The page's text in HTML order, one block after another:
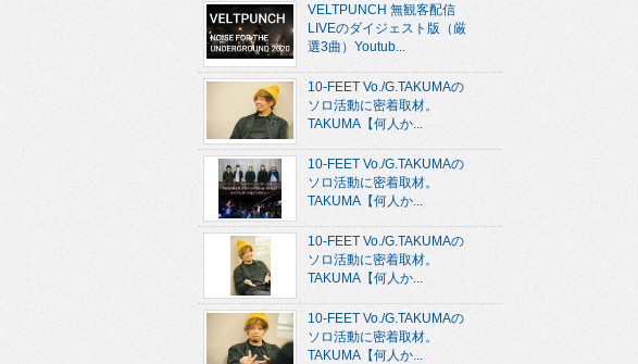
VELTPUNCH 無観客配信
LIVEのダイジェスト版（厳
選3曲）Youtub...
10-FEET Vo./G.TAKUMAの
ソロ活動に密着取材。
TAKUMA【何人か...
10-FEET Vo./G.TAKUMAの
ソロ活動に密着取材。
TAKUMA【何人か...
10-FEET Vo./G.TAKUMAの
ソロ活動に密着取材。
TAKUMA【何人か...
10-FEET Vo./G.TAKUMAの
ソロ活動に密着取材。
TAKUMA【何人か...